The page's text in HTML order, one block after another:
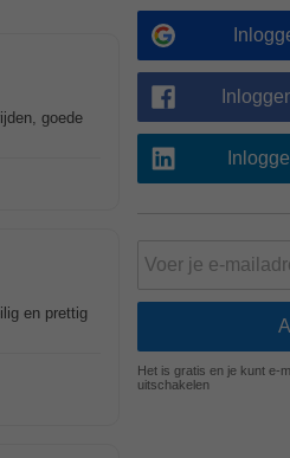
goede
en prettig
Het is gratis en je kunt e-
uitschakelen